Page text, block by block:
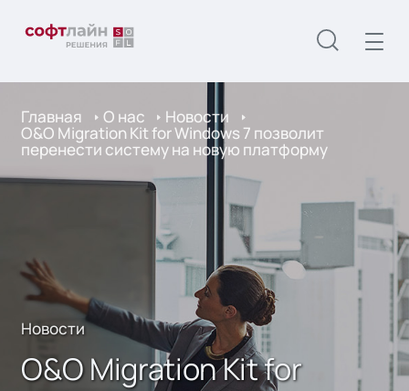
Главная О нас Новости
O&O Migration Kit for Windows 7 позволит
перенести систему на новую платформу
Новости
O&O Migration Kit for